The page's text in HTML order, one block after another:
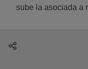
sube la asociada a